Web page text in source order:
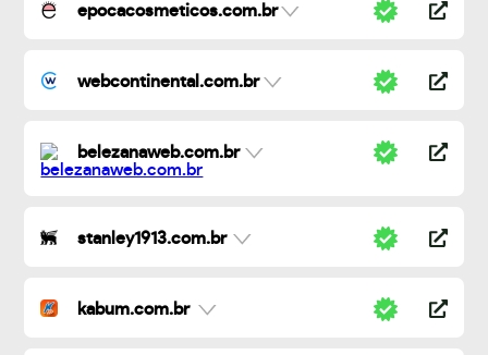
epocacosmeticos.com.br
webcontinental.com.br
belezanaweb.com.br
stanley1913.com.br
kabum.com.br